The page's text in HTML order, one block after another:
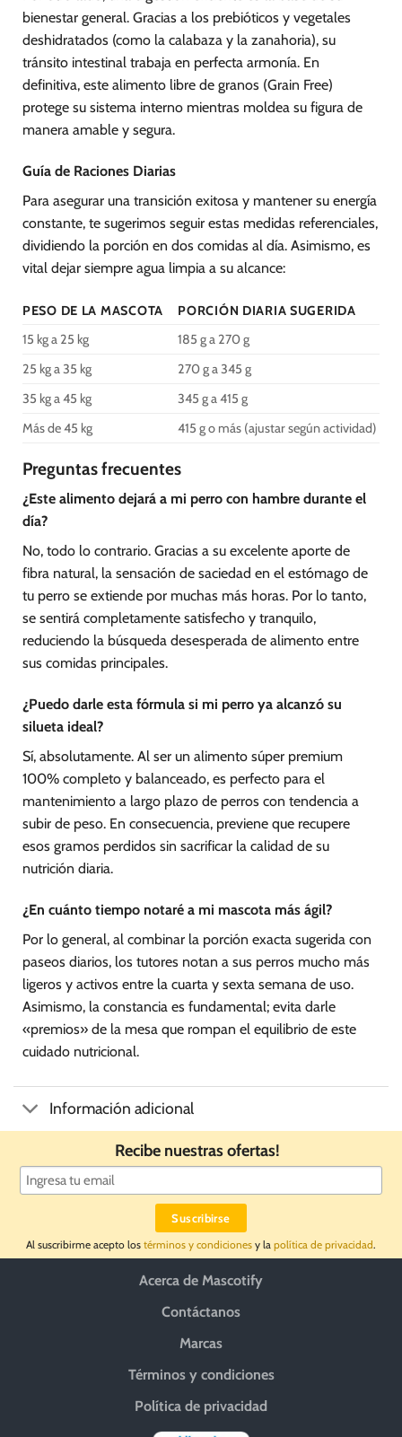
bienestar general. Gracias a los prebióticos y vegetales
deshidratados (como la calabaza y la zanahoria), su
tránsito intestinal trabaja en perfecta armonía. En
definitiva, este alimento libre de granos (Grain Free)
protege su sistema interno mientras moldea su figura de
manera amable y segura.
Guía de Raciones Diarias
Para asegurar una transición exitosa y mantener su energía
constante, te sugerimos seguir estas medidas referenciales,
dividiendo la porción en dos comidas al día. Asimismo, es
vital dejar siempre agua limpia a su alcance:
PESO DE LA MASCOTA
PORCIÓN DIARIA SUGERIDA
15 kg a 25 kg
185 g a 270 g
25 kg a 35 kg
270 g a 345 g
35 kg a 45 kg
345 g a 415 g
Más de 45 kg
415 g o más (ajustar según actividad)
Preguntas frecuentes
¿Este alimento dejará a mi perro con hambre durante el
día?
No, todo lo contrario. Gracias a su excelente aporte de
fibra natural, la sensación de saciedad en el estómago de
tu perro se extiende por muchas más horas. Por lo tanto,
se sentirá completamente satisfecho y tranquilo,
reduciendo la búsqueda desesperada de alimento entre
sus comidas principales.
¿Puedo darle esta fórmula si mi perro ya alcanzó su
silueta ideal?
Sí, absolutamente. Al ser un alimento súper premium
100% completo y balanceado, es perfecto para el
mantenimiento a largo plazo de perros con tendencia a
subir de peso. En consecuencia, previene que recupere
esos gramos perdidos sin sacrificar la calidad de su
nutrición diaria.
¿En cuánto tiempo notaré a mi mascota más ágil?
Por lo general, al combinar la porción exacta sugerida con
paseos diarios, los tutores notan a sus perros mucho más
ligeros y activos entre la cuarta y sexta semana de uso.
Asimismo, la constancia es fundamental; evita darle
«premios» de la mesa que rompan el equilibrio de este
cuidado nutricional.
Información adicional
Recibe nuestras ofertas!
Al suscribirme acepto los términos y condiciones y la política de privacidad.
Acerca de Mascotify
Contáctanos
Marcas
Términos y condiciones
Política de privacidad